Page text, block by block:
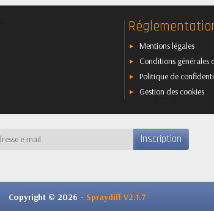
Mentions légales
Conditions générales
Politique de
Gestion des cookies
Copyright © 2026 - Spraydiff V2.1.7